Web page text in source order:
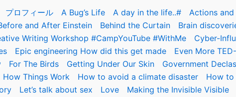
プロフィール A Bug’s Life A day in the life..# Actions and
and After Einstein Behind the Curtain Brain
Writing Workshop #CampYouTube #WithMe Cyber-
Epic engineering How did this get made Even More
For The Birds Getting Under Our Skin Government
How Things Work How to avoid a climate disaster How to
Let’s talk about sex Love Making the Invisible Visible